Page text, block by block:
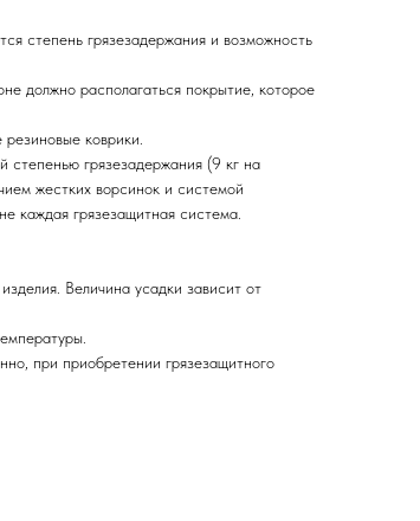
степень грязезадержания и возможность
должно располагаться покрытие, которое
коврики.
степенью грязезадержания (9 кг на
жестких ворсинок и системой
каждая грязезащитная система.
Величина усадки зависит от
при приобретении грязезащитного